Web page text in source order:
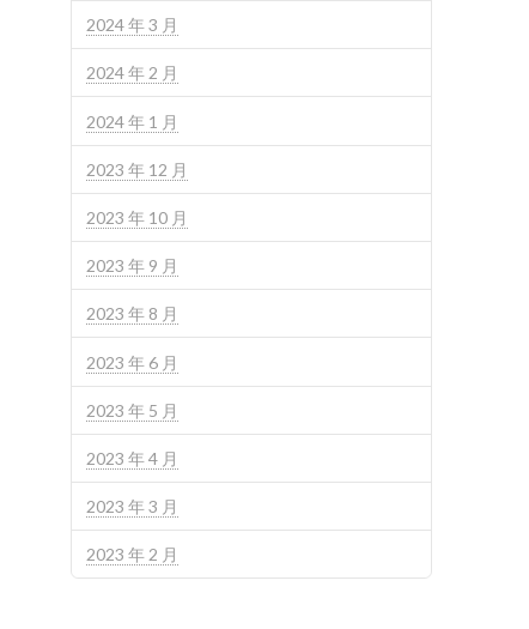
2024 年 3 月
2024 年 2 月
2024 年 1 月
2023 年 12 月
2023 年 10 月
2023 年 9 月
2023 年 8 月
2023 年 6 月
2023 年 5 月
2023 年 4 月
2023 年 3 月
2023 年 2 月